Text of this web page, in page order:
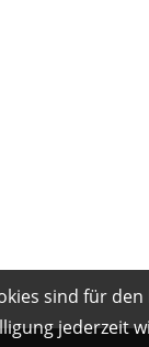
sind für